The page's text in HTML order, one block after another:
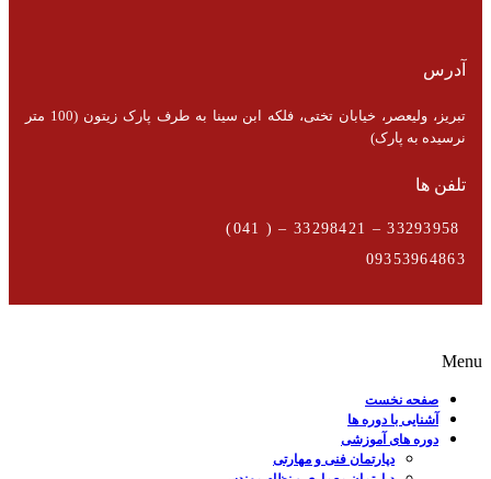
آدرس
تبریز، ولیعصر، خیابان تختی، فلکه ابن سینا به طرف پارک زیتون (100 متر
نرسیده به پارک)
تلفن ها
09353964863
Menu
صفحه نخست
آشنایی با دوره ها
دوره های آموزشی
دپارتمان فنی و مهارتی